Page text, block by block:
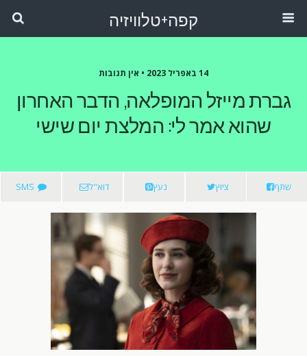
קפה+טלוויזיה
14 באפריל 2023 • אין תגובות
גברת מייזל המופלאה, הדבר האחרון
שהוא אמר לי: המלצת יום שישי
שתף ציוץ נעץ דוא"ל SMS